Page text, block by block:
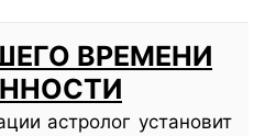
ВРЕМЕНИ
астролог установит